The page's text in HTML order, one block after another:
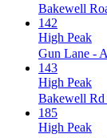
Bakewell
142
High Peak
Gun Lane -
143
High Peak
Bakewell Rd
185
High Peak